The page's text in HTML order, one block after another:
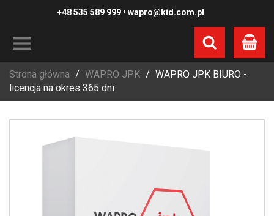
+48 535 589 999 •wapro@kid.com.pl
Koszyk
Strona główna
WAPRO JPK
WAPRO JPK BIURO -
licencja na okres 365 dni